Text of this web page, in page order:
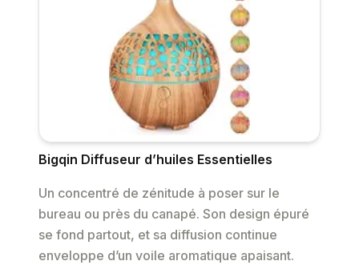
Bigqin Diffuseur d’huiles Essentielles
Un concentré de zénitude à poser sur le
bureau ou près du canapé. Son design épuré
se fond partout, et sa diffusion continue
enveloppe d’un voile aromatique apaisant.